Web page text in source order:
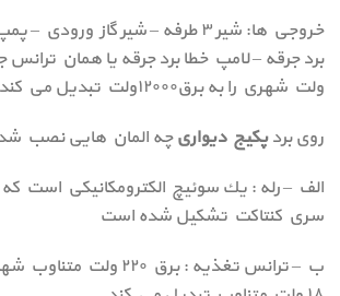
خروجي ها: شير ۳ طرفه – شير گاز
ولت شهري را به برق۱۲۰۰۰ولت تبديل مي كند .
روی بردپکیج دیواریچه المان هایی نصب
الف – رله : يك سوئيچ الكترومكانيكي است
سري كنتاكت تشكيل شده است